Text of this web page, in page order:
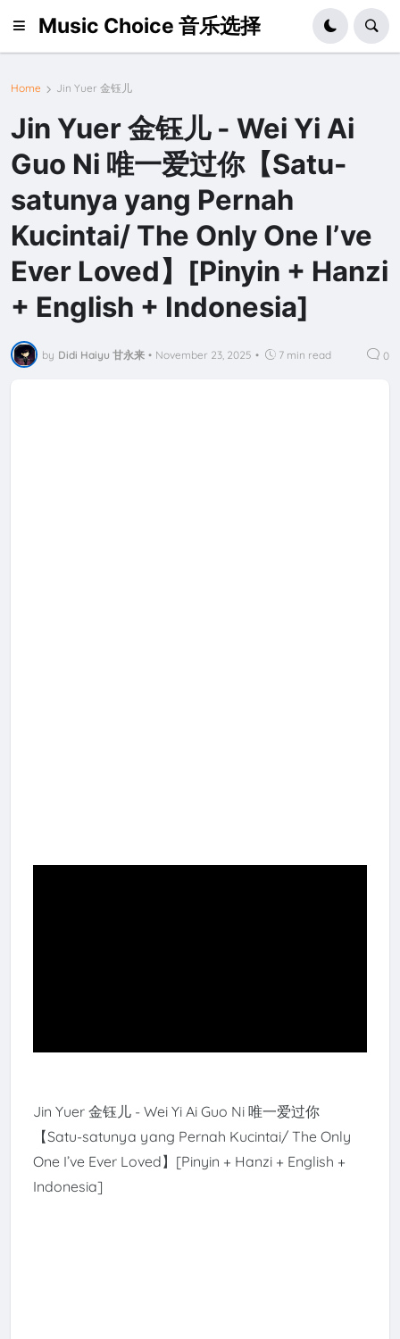
Music Choice 音乐选择
Home Jin Yuer 金钰儿
Jin Yuer 金钰儿 - Wei Yi Ai
Guo Ni 唯一爱过你【Satu-
satunya yang Pernah
Kucintai/ The Only One I’ve
Ever Loved】[Pinyin + Hanzi
+ English + Indonesia]
by Didi Haiyu 甘永来 • November 23, 2025 • 7 min read 0
Jin Yuer 金钰儿 - Wei Yi Ai Guo Ni 唯一爱过你
【Satu-satunya yang Pernah Kucintai/ The Only
One I’ve Ever Loved】[Pinyin + Hanzi + English +
Indonesia]